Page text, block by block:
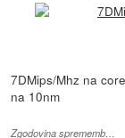
7DMips/Mhz na
na 10nm
Zgodovina sprememb…